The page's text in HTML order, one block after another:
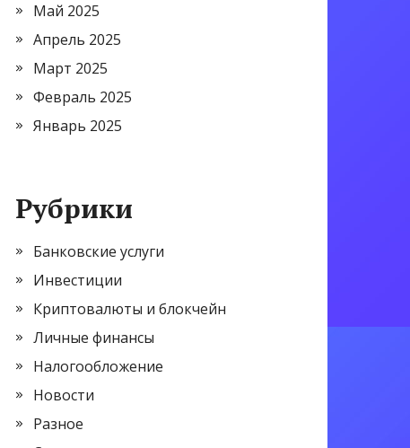
Май 2025
Апрель 2025
Март 2025
Февраль 2025
Январь 2025
Рубрики
Банковские услуги
Инвестиции
Криптовалюты и блокчейн
Личные финансы
Налогообложение
Новости
Разное